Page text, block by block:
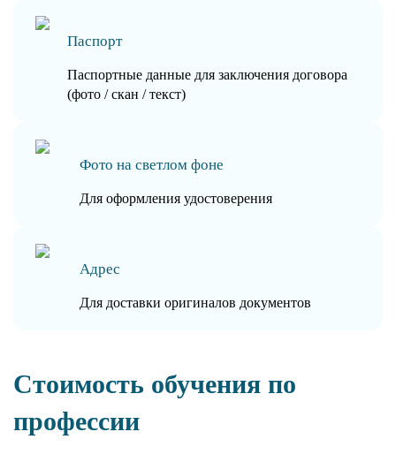
Паспорт
Паспортные данные для заключения договора
(фото / скан / текст)
Фото на светлом фоне
Для оформления удостоверения
Адрес
Для доставки оригиналов документов
Стоимость обучения по
профессии